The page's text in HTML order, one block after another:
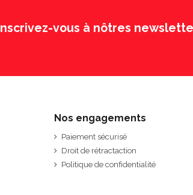
Inscrivez-vous à nôtres
Nos engagements
Paiement sécurisé
Droit de rétractaction
Politique de confidentialité